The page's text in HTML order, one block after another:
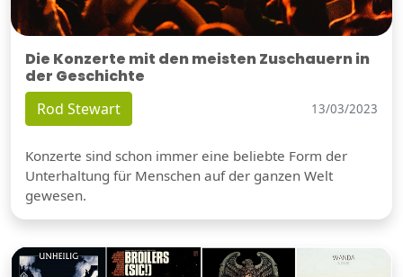
Die Konzerte mit den meisten Zuschauern in
der Geschichte
Rod Stewart 13/03/2023
Konzerte sind schon immer eine beliebte Form der
Unterhaltung für Menschen auf der ganzen Welt
gewesen.